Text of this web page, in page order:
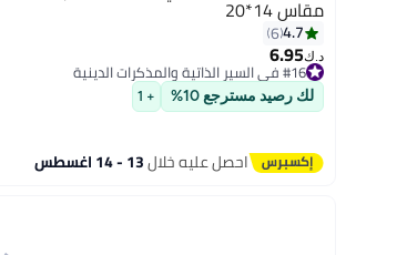
مقاس 14*20
4.7
6
د.ك‏6.95
#16 في السير الذاتية والمذكرات الدينية
#16 في السير الذاتية والمذكرات الدينية
لك رصيد مسترجع 10% + 1
احصل عليه خلال13 - 14 اغسطس